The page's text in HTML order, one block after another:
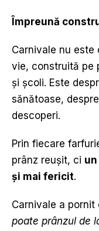
Împreună
Carnivale nu este
vie, construită pe
și școli. Este
sănătoase,
descoperi.
Prin fiecare
prânz reușit, ci
și mai fericit.
Carnivale a pornit
poate prânzul de